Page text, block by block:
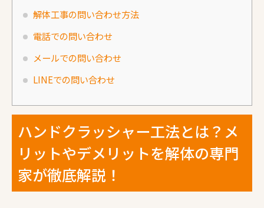
解体工事の問い合わせ方法
電話での問い合わせ
メールでの問い合わせ
LINEでの問い合わせ
ハンドクラッシャー工法とは？メ
リットやデメリットを解体の専門
家が徹底解説！